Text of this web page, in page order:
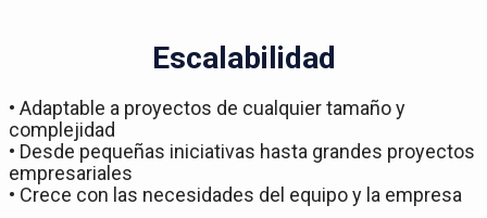
Escalabilidad
• Adaptable a proyectos de cualquier tamaño y
complejidad
• Desde pequeñas iniciativas hasta grandes proyectos
empresariales
• Crece con las necesidades del equipo y la empresa